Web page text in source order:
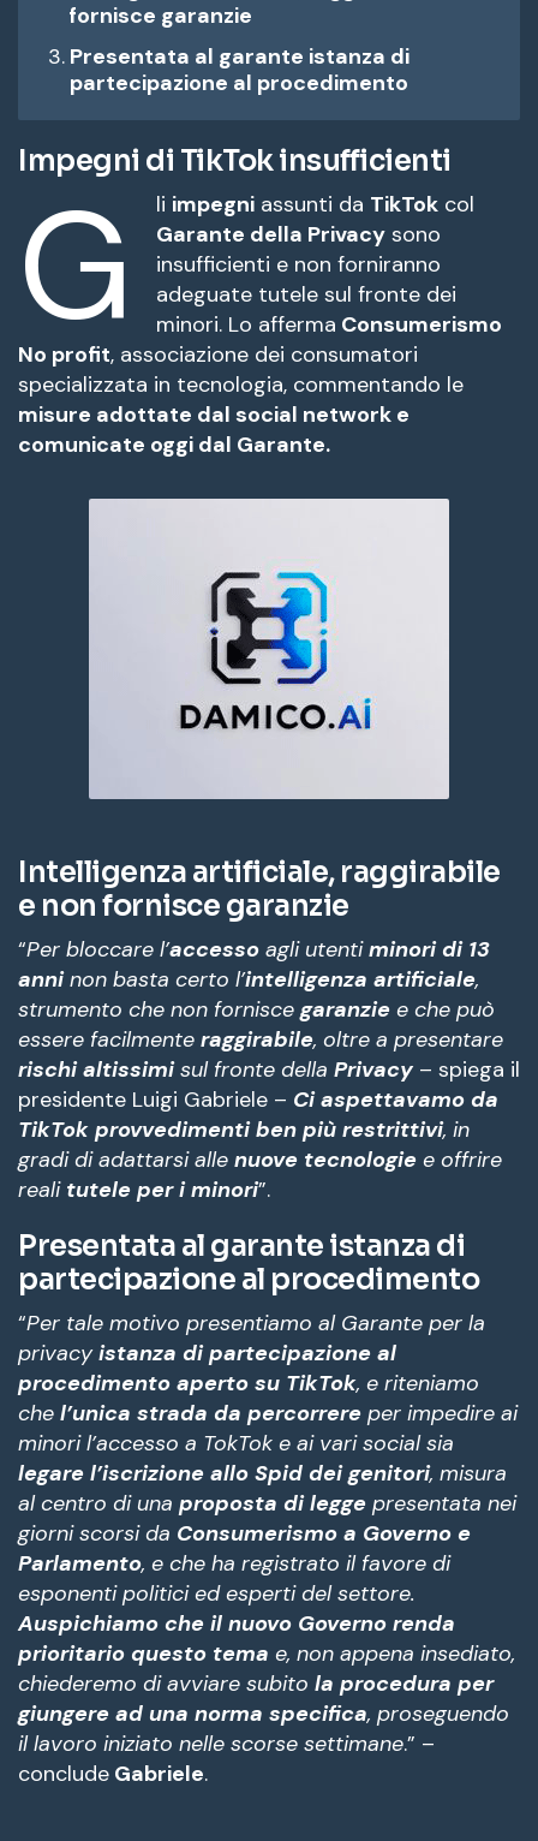
fornisce garanzie
Presentata al garante istanza di
partecipazione al procedimento
Impegni di TikTok insufficienti
G li impegni assunti da TikTok col
Garante della Privacy sono
insufficienti e non forniranno
adeguate tutele sul fronte dei
minori. Lo afferma Consumerismo
No profit, associazione dei consumatori
specializzata in tecnologia, commentando le
misure adottate dal social network e
comunicate oggi dal Garante.
Intelligenza artificiale, raggirabile
e non fornisce garanzie
“Per bloccare l’accesso agli utentiminori di 13
anninon basta certo l’intelligenza artificiale,
strumento che non forniscegaranzie e che può
essere facilmente raggirabile, oltre a presentare
rischi altissimisul fronte della Privacy – spiega il
presidente Luigi Gabriele – Ci aspettavamo da
TikTok provvedimenti ben più restrittivi, in
gradi di adattarsi alle nuove tecnologie e offrire
reali tutele per i minori”.
Presentata al garante istanza di
partecipazione al procedimento
“Per tale motivo presentiamo al Garante per la
privacyistanza di partecipazione al
procedimento aperto su TikTok, e riteniamo
che l’unica strada da percorrere per impedire ai
minori l’accesso a TokTok e ai vari social sia
legare l’iscrizione allo Spid dei genitori, misura
al centro di una proposta di legge presentata nei
giorni scorsi da Consumerismo a Governo e
Parlamento, e che ha registrato il favore di
esponenti politici ed esperti del settore.
Auspichiamo che il nuovo Governo renda
prioritario questo tema e, non appena insediato,
chiederemo di avviare subito la procedura per
giungere ad una norma specifica, proseguendo
il lavoro iniziato nelle scorse settimane.” –
conclude Gabriele.